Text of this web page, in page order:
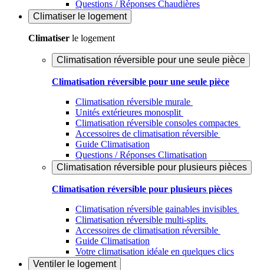
Questions / Réponses Chaudières
Climatiser le logement
Climatiser le logement
Climatisation réversible pour une seule pièce
Climatisation réversible pour une seule pièce
Climatisation réversible murale
Unités extérieures monosplit
Climatisation réversible consoles compactes
Accessoires de climatisation réversible
Guide Climatisation
Questions / Réponses Climatisation
Climatisation réversible pour plusieurs pièces
Climatisation réversible pour plusieurs pièces
Climatisation réversible gainables invisibles
Climatisation réversible multi-splits
Accessoires de climatisation réversible
Guide Climatisation
Votre climatisation idéale en quelques clics
Ventiler le logement